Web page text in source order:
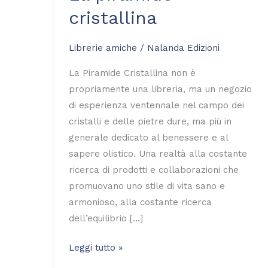
cristallina
Librerie amiche / Nalanda Edizioni
La Piramide Cristallina non è
propriamente una libreria, ma un negozio
di esperienza ventennale nel campo dei
cristalli e delle pietre dure, ma più in
generale dedicato al benessere e al
sapere olistico. Una realtà alla costante
ricerca di prodotti e collaborazioni che
promuovano uno stile di vita sano e
armonioso, alla costante ricerca
dell’equilibrio […]
Leggi tutto »